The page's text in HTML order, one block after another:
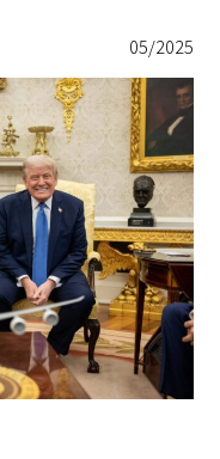
05/2025